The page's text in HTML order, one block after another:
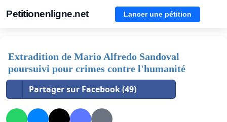
Petitionenligne.net Lancer une pétition
Extradition de Mario Alfredo Sandoval
poursuivi pour crimes contre l'humanité
Partager sur Facebook (49)